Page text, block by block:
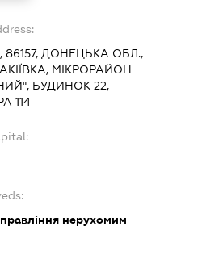
86157, ДОНЕЦЬКА ОБЛ.,
МІКРОРАЙОН
БУДИНОК 22,
114
нерухомим